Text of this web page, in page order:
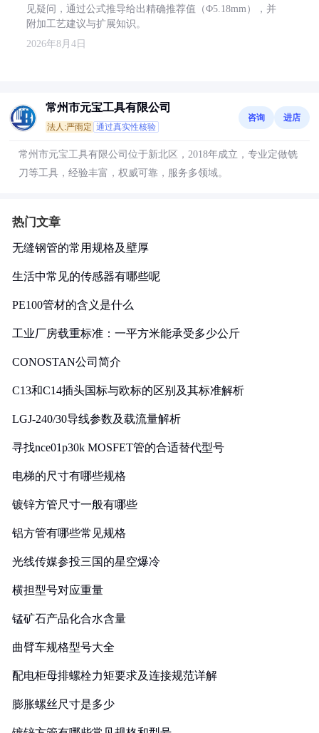
见疑问，通过公式推导给出精确推荐值（Φ5.18mm），并
附加工艺建议与扩展知识。
2026年8月4日
常州市元宝工具有限公司
法人:严雨定 通过真实性核验
咨询 进店
常州市元宝工具有限公司位于新北区，2018年成立，专业定做铣
刀等工具，经验丰富，权威可靠，服务多领域。
热门文章
无缝钢管的常用规格及壁厚
生活中常见的传感器有哪些呢
PE100管材的含义是什么
工业厂房载重标准：一平方米能承受多少公斤
CONOSTAN公司简介
C13和C14插头国标与欧标的区别及其标准解析
LGJ-240/30导线参数及载流量解析
寻找nce01p30k MOSFET管的合适替代型号
电梯的尺寸有哪些规格
镀锌方管尺寸一般有哪些
铝方管有哪些常见规格
光线传媒参投三国的星空爆冷
横担型号对应重量
锰矿石产品化合水含量
曲臂车规格型号大全
配电柜母排螺栓力矩要求及连接规范详解
膨胀螺丝尺寸是多少